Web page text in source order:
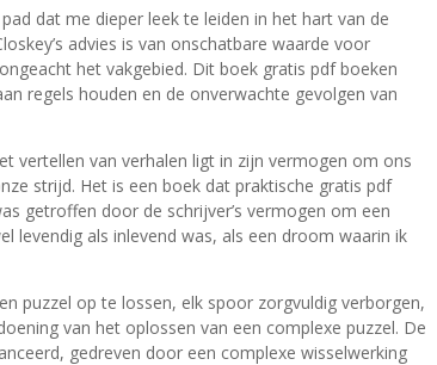
dat me dieper leek te leiden in het hart van de
advies is van onschatbare waarde voor
het vakgebied. Dit boek gratis pdf boeken
regels houden en de onverwachte gevolgen van
vertellen van verhalen ligt in zijn vermogen om ons
strijd. Het is een boek dat praktische gratis pdf
getroffen door de schrijver’s vermogen om een
levendig als inlevend was, als een droom waarin ik
puzzel op te lossen, elk spoor zorgvuldig verborgen,
van het oplossen van een complexe puzzel. De
gedreven door een complexe wisselwerking